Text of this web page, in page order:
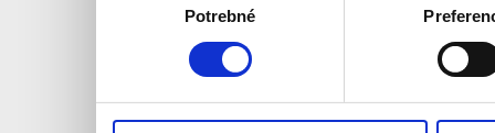
ktoré ste im poskytli
používali ich služby.
Potrebné